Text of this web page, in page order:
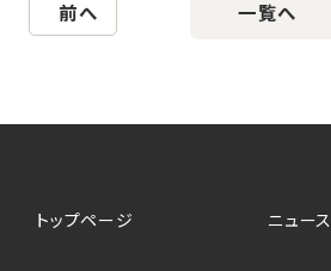
前へ 一覧へ
トップページ ニュース